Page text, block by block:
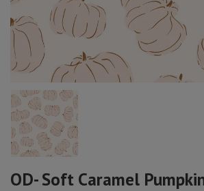
OD- Soft Caramel